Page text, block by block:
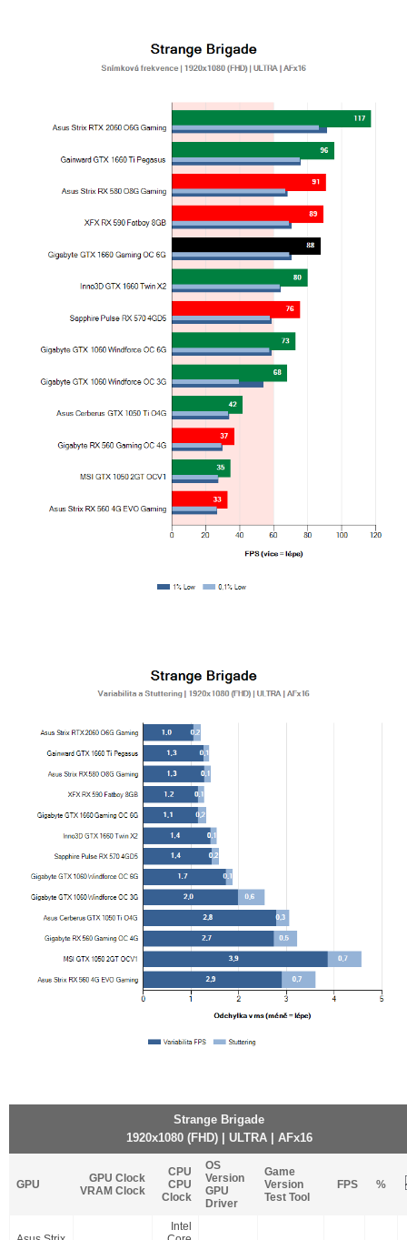
Strange Brigade
1920x1080 (FHD) | ULTRA | AFx16
GPU
GPU Clock
VRAM Clock
CPU
CPU
Clock
OS
Version
GPU
Driver
Game
Version
Test Tool
FPS %
Intel